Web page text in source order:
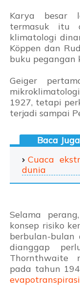
Karya besar
termasuk itu
klimatologi
Köppen dan
buku pegangan
Geiger
1927, tetapi
terjadi sampai
Cuaca
dunia
Selama
konsep risiko
berbulan-
dianggap
Thornthwaite
pada tahun
evapotranspirasi